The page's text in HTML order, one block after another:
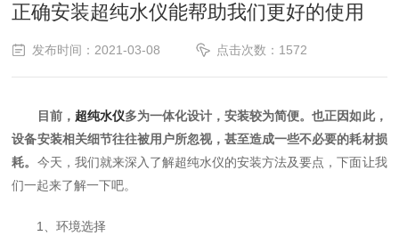
正确安装超纯水仪能帮助我们更好的使用
发布时间：2021-03-08 点击次数：1572
目前， 超纯水仪多为一体化设计，安装较为简便。也正因如此，
设备安装相关细节往往被用户所忽视，甚至造成一些不必要的耗材损
耗。 今天，我们就来深入了解超纯水仪的安装方法及要点，下面让我
们一起来了解一下吧。
1、环境选择